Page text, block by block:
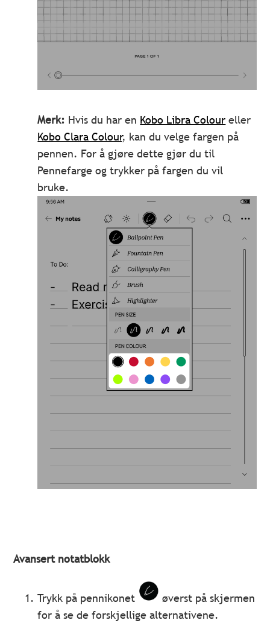
Merk: Hvis du har en Kobo Libra Colour eller
Kobo Clara Colour, kan du velge fargen på
pennen. For å gjøre dette gjør du til
Pennefarge og trykker på fargen du vil
bruke.
Avansert notatblokk
Trykk på pennikonet
øverst på skjermen
for å se de forskjellige alternativene.